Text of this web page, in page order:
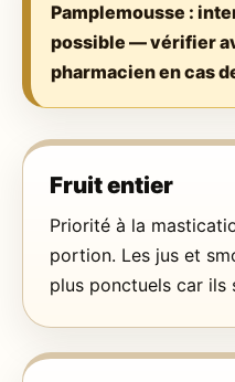
Pamplemousse :
possible — vérifier
pharmacien en cas
Fruit entier
Priorité à la
portion. Les jus et
plus ponctuels car ils